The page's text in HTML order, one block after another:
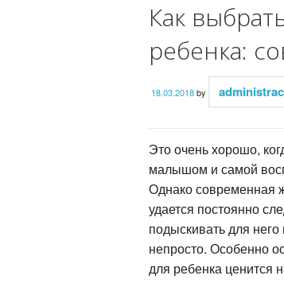
Как
ребенка:
18.03.2018by
Это очень хорошо,
малышом и самой
Однако современная
удается постоянно
подыскивать для
непросто. Особенно
для ребенка ценится